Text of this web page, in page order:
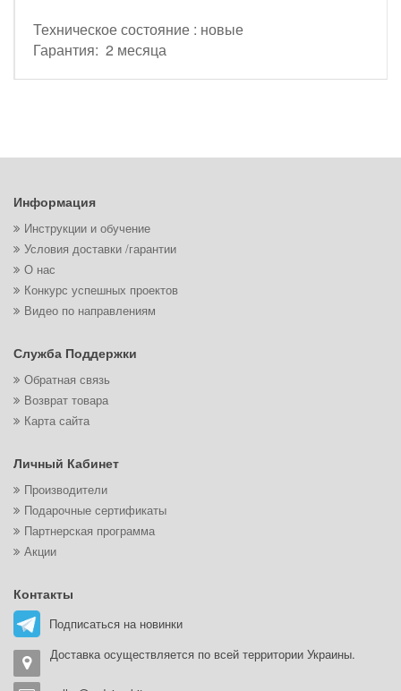
Техническое состояние : новые
Гарантия: 2 месяца
Информация
Инструкции и обучение
Условия доставки /гарантии
О нас
Конкурс успешных проектов
Видео по направлениям
Служба Поддержки
Обратная связь
Возврат товара
Карта сайта
Личный Кабинет
Производители
Подарочные сертификаты
Партнерская программа
Акции
Контакты
Подписаться на новинки
Доставка осуществляется по всей территории Украины.